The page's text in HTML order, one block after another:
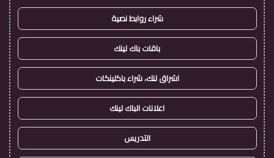
شراء روابط نصية
باقات باك لينك
اشراق لنك، شراء باكلينكات
اعلانات الباك لينك
التدريس